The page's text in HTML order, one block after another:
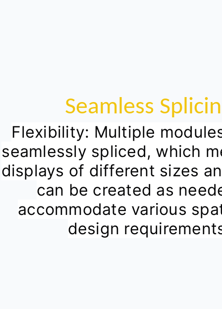
Seamless
Flexibility: Multiple
seamlessly spliced, which
displays of different sizes
can be created as
accommodate various
design